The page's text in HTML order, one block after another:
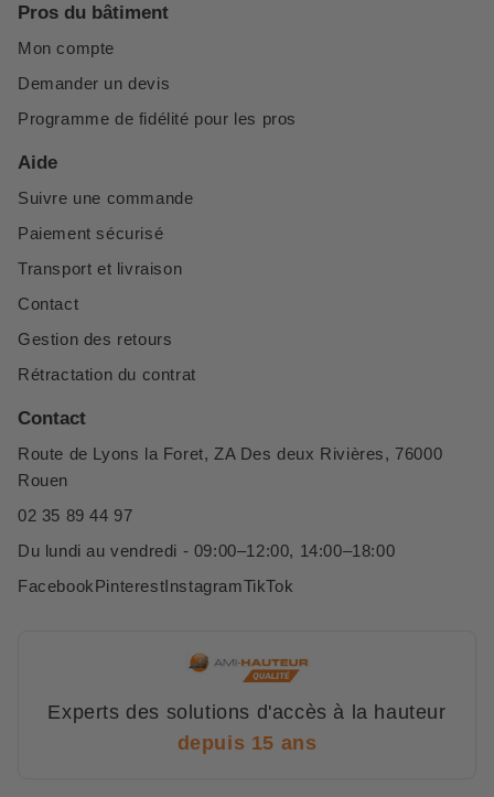
Pros du bâtiment
Mon compte
Demander un devis
Programme de fidélité pour les pros
Aide
Suivre une commande
Paiement sécurisé
Transport et livraison
Contact
Gestion des retours
Rétractation du contrat
Contact
Route de Lyons la Foret, ZA Des deux Rivières, 76000
Rouen
02 35 89 44 97
Du lundi au vendredi - 09:00–12:00, 14:00–18:00
FacebookPinterestInstagramTikTok
Experts des solutions d'accès à la hauteur
depuis 15 ans